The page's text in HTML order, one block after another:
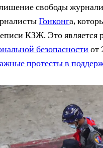
свободы
Гонконга,
КЗЖ. Это является
безопасностиот
протесты в